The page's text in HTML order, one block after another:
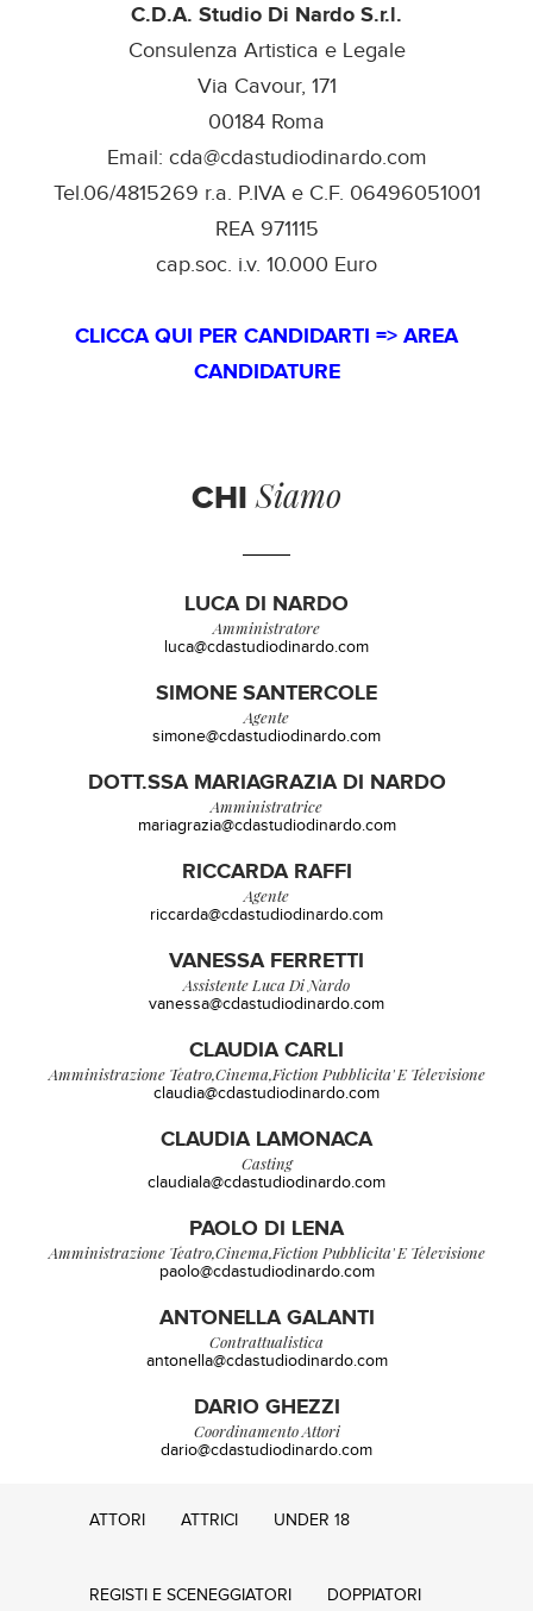
C.D.A. Studio Di Nardo S.r.l.
Consulenza Artistica e Legale
Via Cavour, 171
00184 Roma
Email: cda@cdastudiodinardo.com
Tel.06/4815269 r.a. P.IVA e C.F. 06496051001
REA 971115
cap.soc. i.v. 10.000 Euro
CLICCA QUI PER CANDIDARTI => AREA
CANDIDATURE
CHI Siamo
LUCA DI NARDO
Amministratore
luca@cdastudiodinardo.com
SIMONE SANTERCOLE
Agente
simone@cdastudiodinardo.com
DOTT.SSA MARIAGRAZIA DI NARDO
Amministratrice
mariagrazia@cdastudiodinardo.com
RICCARDA RAFFI
Agente
riccarda@cdastudiodinardo.com
VANESSA FERRETTI
Assistente Luca Di Nardo
vanessa@cdastudiodinardo.com
CLAUDIA CARLI
Amministrazione Teatro,cinema,fiction Pubblicita' E Televisione
claudia@cdastudiodinardo.com
CLAUDIA LAMONACA
Casting
claudiala@cdastudiodinardo.com
PAOLO DI LENA
Amministrazione Teatro,cinema,fiction Pubblicita' E Televisione
paolo@cdastudiodinardo.com
ANTONELLA GALANTI
Contrattualistica
antonella@cdastudiodinardo.com
DARIO GHEZZI
Coordinamento Attori
dario@cdastudiodinardo.com
ATTORI ATTRICI UNDER 18
REGISTI E SCENEGGIATORI DOPPIATORI